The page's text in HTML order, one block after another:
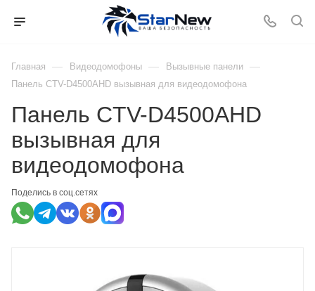
Главная — Видеодомофоны — Вызывные панели —
Панель CTV-D4500AHD вызывная для видеодомофона
Поделись в соц.сетях
Панель CTV-D4500AHD
вызывная для
видеодомофона